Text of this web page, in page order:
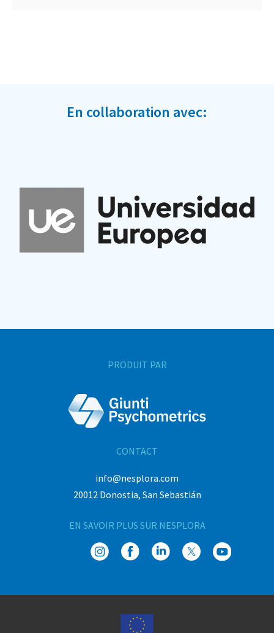
En collaboration avec:
PRODUIT PAR
CONTACT
info@nesplora.com
20012 Donostia, San Sebastián
EN SAVOIR PLUS SUR NESPLORA